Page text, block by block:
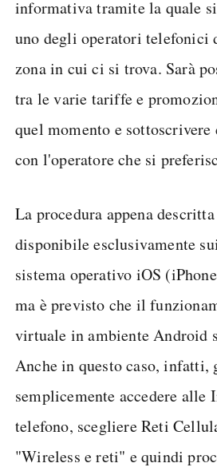
informativa tramite la quale
uno degli operatori
zona in cui ci si trova. Sarà
tra le varie tariffe e
quel momento e
con l'operatore che si
La procedura appena
disponibile esclusivamente
sistema operativo iOS
ma è previsto che il
virtuale in ambiente Android
Anche in questo caso, infatti,
semplicemente accedere alle
telefono, scegliere Reti
"Wireless e reti" e quindi